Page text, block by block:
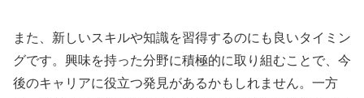
また、新しいスキルや知識を習得するのにも良いタイミン
グです。興味を持った分野に積極的に取り組むことで、今
後のキャリアに役立つ発見があるかもしれません。一方